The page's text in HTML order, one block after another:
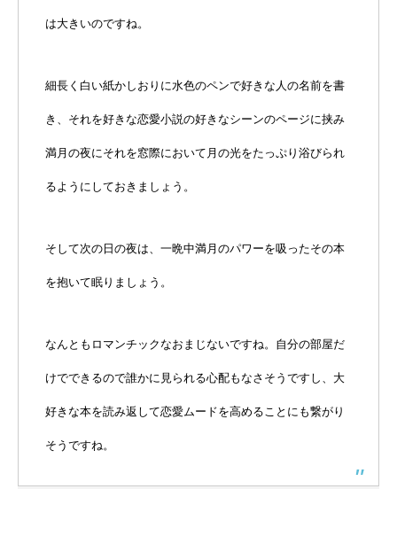
は大きいのですね。
細長く白い紙かしおりに水色のペンで好きな人の名前を書
き、それを好きな恋愛小説の好きなシーンのページに挟み
満月の夜にそれを窓際において月の光をたっぷり浴びられ
るようにしておきましょう。
そして次の日の夜は、一晩中満月のパワーを吸ったその本
を抱いて眠りましょう。
なんともロマンチックなおまじないですね。自分の部屋だ
けでできるので誰かに見られる心配もなさそうですし、大
好きな本を読み返して恋愛ムードを高めることにも繋がり
そうですね。